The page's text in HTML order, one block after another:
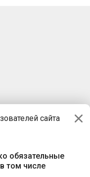
сайта
обязательные
том числе
пр-т Независимости